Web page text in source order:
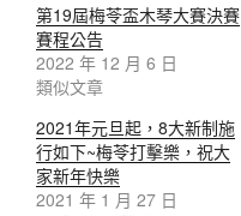
第19屆梅苓盃木琴大賽決賽
賽程公告
2022 年 12 月 6 日
類似文章
2021年元旦起，8大新制施
行如下~梅苓打擊樂，祝大
家新年快樂
2021 年 1 月 27 日